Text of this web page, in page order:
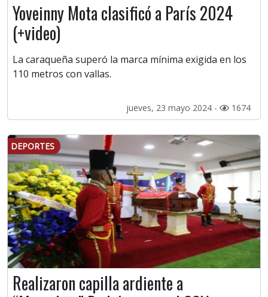
Yoveinny Mota clasificó a París 2024
(+video)
La caraqueña superó la marca mínima exigida en los
110 metros con vallas.
jueves, 23 mayo 2024 - 1674
DEPORTES
Realizaron capilla ardiente a